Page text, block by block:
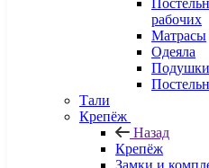
рабочих
Матрасы
Одеяла
Подушки
Тали
Крепёж
Назад
Крепёж
Замки и